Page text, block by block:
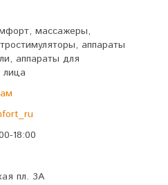
массажеры,
аппараты
аппараты для
лица
18:00
пл. 3А